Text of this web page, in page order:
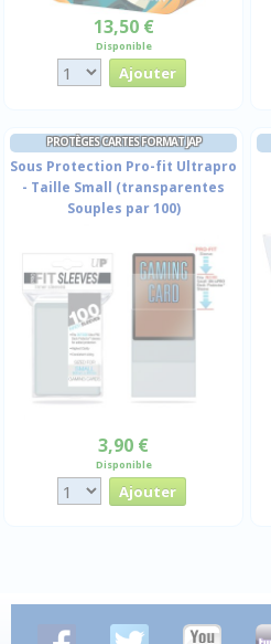
13,50 €
Disponible
PROTÈGES CARTES FORMAT JAP
Sous Protection Pro-fit Ultrapro
- Taille Small (transparentes
Souples par 100)
3,90 €
Disponible